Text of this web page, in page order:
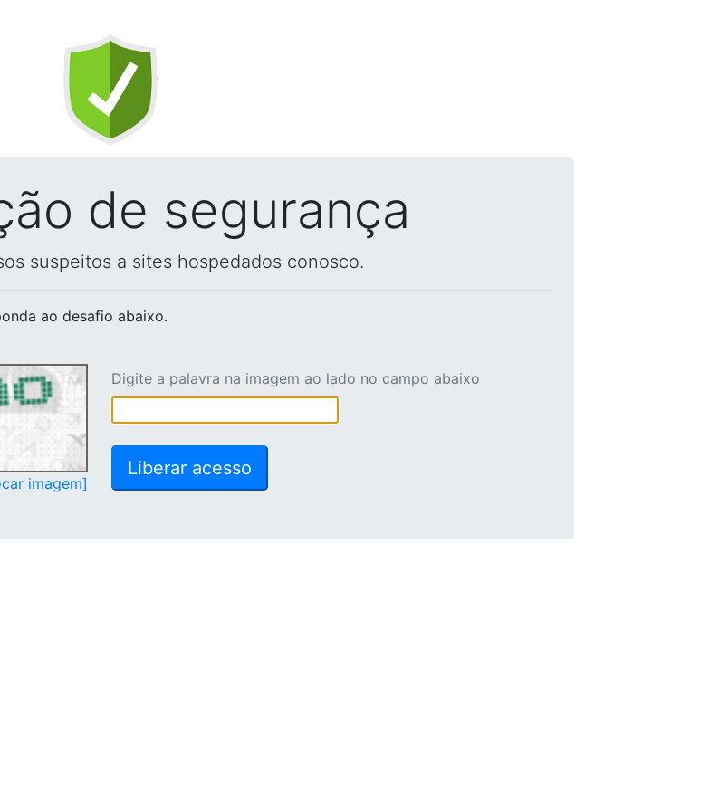
de segurança
suspeitos a sites hospedados conosco.
ao desafio abaixo.
imagem]
Digite a palavra na imagem ao lado no campo abaixo